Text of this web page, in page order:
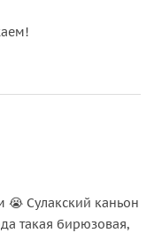
😭 Сулакский каньон
такая бирюзовая,